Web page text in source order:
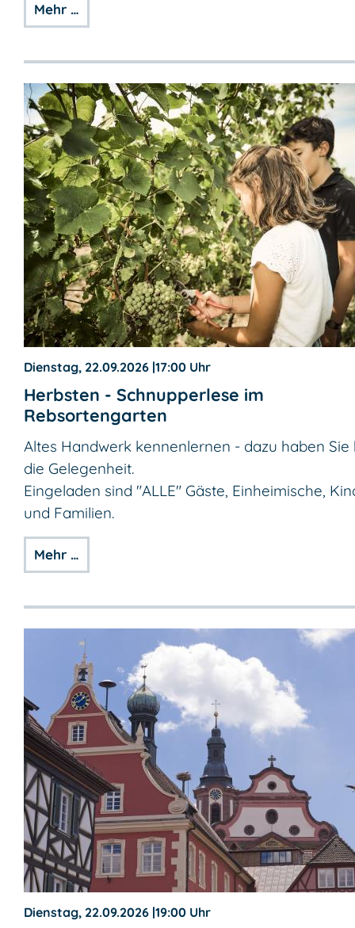
Mehr …
Dienstag, 22.09.2026 |17:00 Uhr
Herbsten - Schnupperlese im
Rebsortengarten
Altes Handwerk kennenlernen - dazu haben Sie
die Gelegenheit.
Eingeladen sind "ALLE" Gäste, Einheimische,
und Familien.
Mehr …
Dienstag, 22.09.2026 |19:00 Uhr